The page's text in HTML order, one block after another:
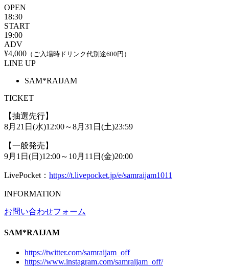
OPEN
18:30
START
19:00
ADV
¥4,000 （ご入場時ドリンク代別途600円）
LINE UP
SAM*RAIJAM
TICKET
【抽選先行】
8月21日(水)12:00～8月31日(土)23:59
【一般発売】
9月1日(日)12:00～10月11日(金)20:00
LivePocket： https://t.livepocket.jp/e/samraijam1011
INFORMATION
お問い合わせフォーム
SAM*RAIJAM
https://twitter.com/samraijam_off
https://www.instagram.com/samraijam_off/